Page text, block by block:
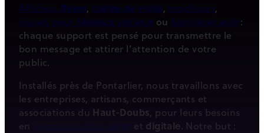
Affiches, flyers, cartes de visite, brochures,
visuels pour réseaux sociaux ou bannières web :
chaque support est pensé pour transmettre le
bon message et attirer l’attention de votre
public.
Installés près de Pontarlier, nous travaillons avec
les entreprises, artisans, commerçants et
associations du Haut-Doubs, pour leurs besoins
en
et digitale. Notre but :